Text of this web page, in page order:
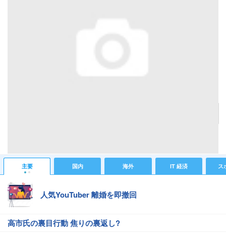
主要 国内 海外 IT 経済 ス
人気YouTuber 離婚を即撤回
高市氏の裏目行動 焦りの裏返し?